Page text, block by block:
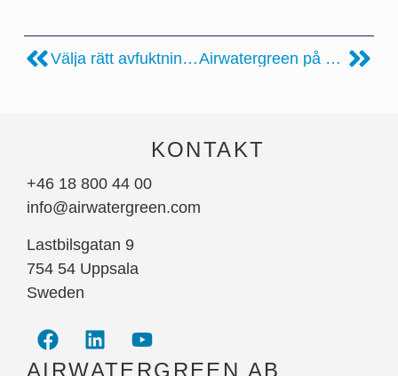
Välja rätt avfuktningsteknik Airwatergreen på VAK 2025
KONTAKT
+46 18 800 44 00
info@airwatergreen.com
Lastbilsgatan 9
754 54 Uppsala
Sweden
AIRWATERGREEN AB